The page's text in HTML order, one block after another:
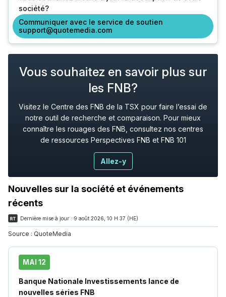
société?
Communiquer avec le service de soutien
support@quotemedia.com
Vous souhaitez en savoir plus sur
les FNB?
Visitez le Centre des FNB de la TSX pour faire l’essai de
notre outil de recherche et comparaison. Pour mieux
connaître les rouages des FNB, consultez nos centres
de ressources Perspectives FNB et FNB 101
Allez-y
Nouvelles sur la société et événements
récents
Dernière mise à jour : 9 août 2026, 10 H 37 (HE)
Source : QuoteMedia
MAI 12
Banque Nationale Investissements lance de
nouvelles séries FNB